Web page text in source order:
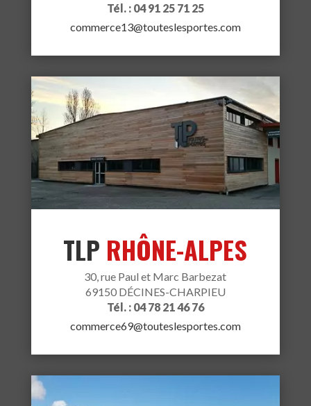
Tél. : 04 91 25 71 25
commerce13@touteslesportes.com
TLP RHÔNE-ALPES
30, rue Paul et Marc Barbezat
69150 DÉCINES-CHARPIEU
Tél. : 04 78 21 46 76
commerce69@touteslesportes.com